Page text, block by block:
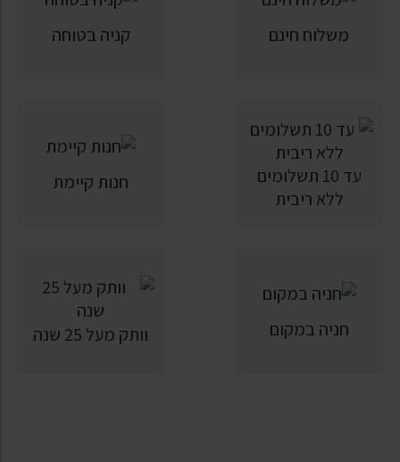
משלוח חינם קניה בטוחה
עד 10 תשלומים
ללא ריבית
חנות קיימת
חניה במקום וותק מעל 25 שנה